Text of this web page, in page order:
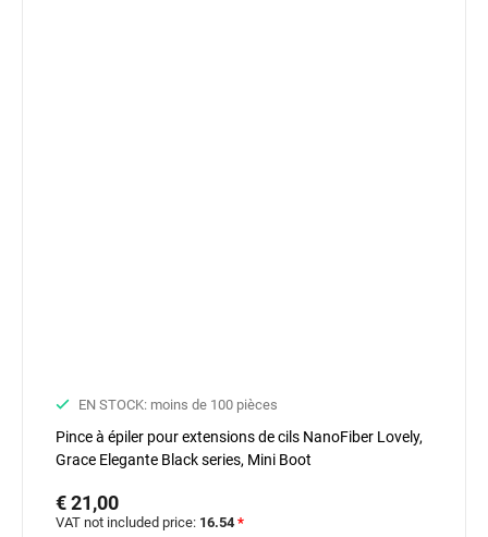
EN STOCK: moins de 100 pièces
Pince à épiler pour extensions de cils NanoFiber Lovely,
Grace Elegante Black series, Mini Boot
€ 21,00
VAT not included price: 16.54 *